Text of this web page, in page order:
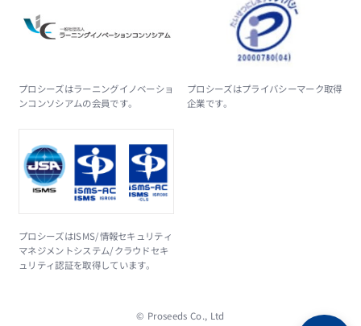
プロシーズはラーニングイノベーショ
ンコンソシアムの会員です。
プロシーズはプライバシーマーク取得
企業です。
プロシーズはISMS/情報セキュリティ
マネジメントシステム/クラウドセキ
ュリティ認証を取得しています。
© Proseeds Co., Ltd